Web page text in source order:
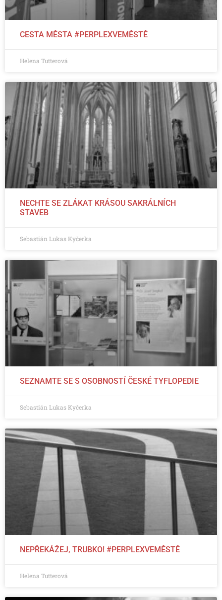
CESTA MĚSTA #PERPLEXVEMĚSTĚ
Helena Tutterová
NECHTE SE ZLÁKAT KRÁSOU SAKRÁLNÍCH
STAVEB
Sebastián Lukas Kyčerka
SEZNAMTE SE S OSOBNOSTÍ ČESKÉ TYFLOPEDIE
Sebastián Lukas Kyčerka
NEPŘEKÁŽEJ, TRUBKO! #PERPLEXVEMĚSTĚ
Helena Tutterová